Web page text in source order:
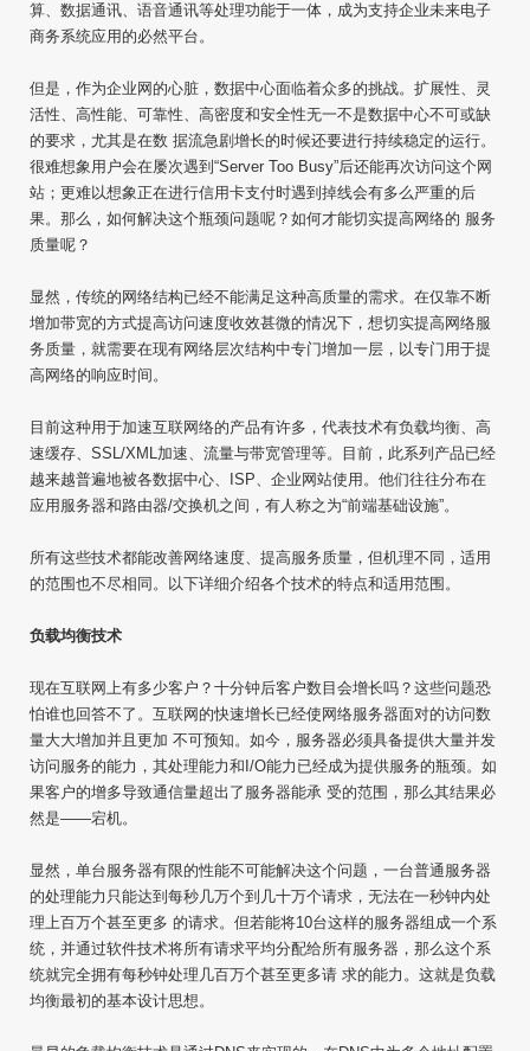
算、数据通讯、语音通讯等处理功能于一体，成为支持企业未来电子
商务系统应用的必然平台。
但是，作为企业网的心脏，数据中心面临着众多的挑战。扩展性、灵
活性、高性能、可靠性、高密度和安全性无一不是数据中心不可或缺
的要求，尤其是在数 据流急剧增长的时候还要进行持续稳定的运行。
很难想象用户会在屡次遇到“Server Too Busy”后还能再次访问这个网
站；更难以想象正在进行信用卡支付时遇到掉线会有多么严重的后
果。那么，如何解决这个瓶颈问题呢？如何才能切实提高网络的 服务
质量呢？
显然，传统的网络结构已经不能满足这种高质量的需求。在仅靠不断
增加带宽的方式提高访问速度收效甚微的情况下，想切实提高网络服
务质量，就需要在现有网络层次结构中专门增加一层，以专门用于提
高网络的响应时间。
目前这种用于加速互联网络的产品有许多，代表技术有负载均衡、高
速缓存、SSL/XML加速、流量与带宽管理等。目前，此系列产品已经
越来越普遍地被各数据中心、ISP、企业网站使用。他们往往分布在
应用服务器和路由器/交换机之间，有人称之为“前端基础设施”。
所有这些技术都能改善网络速度、提高服务质量，但机理不同，适用
的范围也不尽相同。以下详细介绍各个技术的特点和适用范围。
负载均衡技术
现在互联网上有多少客户？十分钟后客户数目会增长吗？这些问题恐
怕谁也回答不了。互联网的快速增长已经使网络服务器面对的访问数
量大大增加并且更加 不可预知。如今，服务器必须具备提供大量并发
访问服务的能力，其处理能力和I/O能力已经成为提供服务的瓶颈。如
果客户的增多导致通信量超出了服务器能承 受的范围，那么其结果必
然是——宕机。
显然，单台服务器有限的性能不可能解决这个问题，一台普通服务器
的处理能力只能达到每秒几万个到几十万个请求，无法在一秒钟内处
理上百万个甚至更多 的请求。但若能将10台这样的服务器组成一个系
统，并通过软件技术将所有请求平均分配给所有服务器，那么这个系
统就完全拥有每秒钟处理几百万个甚至更多请 求的能力。这就是负载
均衡最初的基本设计思想。